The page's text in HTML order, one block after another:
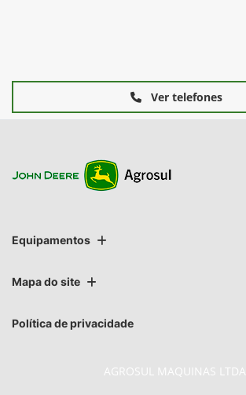
Ver telefones
Equipamentos
Mapa do site
Política de privacidade
AGROSUL MAQUINAS LTDA